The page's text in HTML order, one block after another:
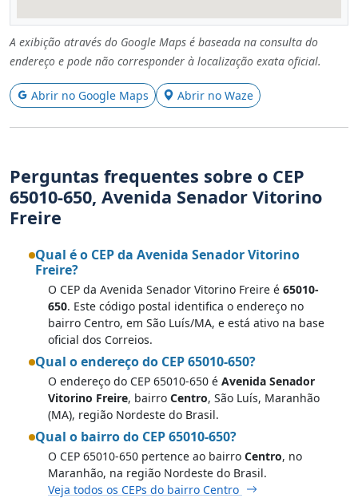
A exibição através do Google Maps é baseada na consulta do
endereço e pode não corresponder à localização exata oficial.
Abrir no Google Maps Abrir no Waze
Perguntas frequentes sobre o CEP
65010-650, Avenida Senador Vitorino
Freire
Qual é o CEP da Avenida Senador Vitorino
Freire?
O CEP da Avenida Senador Vitorino Freire é 65010-
650. Este código postal identifica o endereço no
bairro Centro, em São Luís/MA, e está ativo na base
oficial dos Correios.
Qual o endereço do CEP 65010-650?
O endereço do CEP 65010-650 é Avenida Senador
Vitorino Freire, bairro Centro, São Luís, Maranhão
(MA), região Nordeste do Brasil.
Qual o bairro do CEP 65010-650?
O CEP 65010-650 pertence ao bairro Centro, no
Maranhão, na região Nordeste do Brasil.
Veja todos os CEPs do bairro Centro